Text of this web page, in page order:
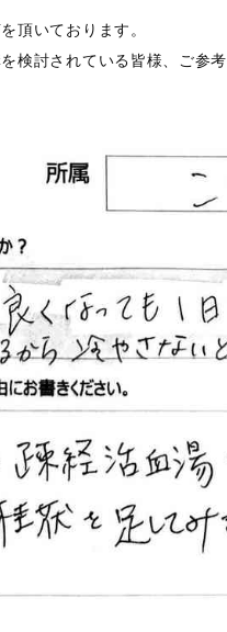
頂いております。
討されている皆様、ご参